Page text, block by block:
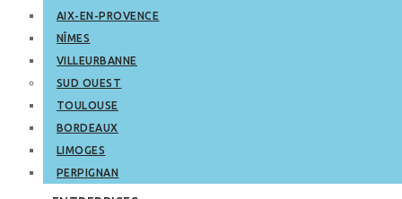
AIX-EN-PROVENCE
NÎMES
VILLEURBANNE
SUD OUEST
TOULOUSE
BORDEAUX
LIMOGES
PERPIGNAN